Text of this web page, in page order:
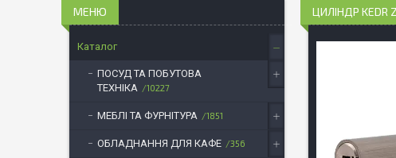
ЦИЛІНДР KEDR
Каталог
ПОСУД ТА ПОБУТОВА
ТЕХНІКА
10227
МЕБЛІ ТА ФУРНІТУРА 1851
ОБЛАДНАННЯ ДЛЯ КАФЕ 356